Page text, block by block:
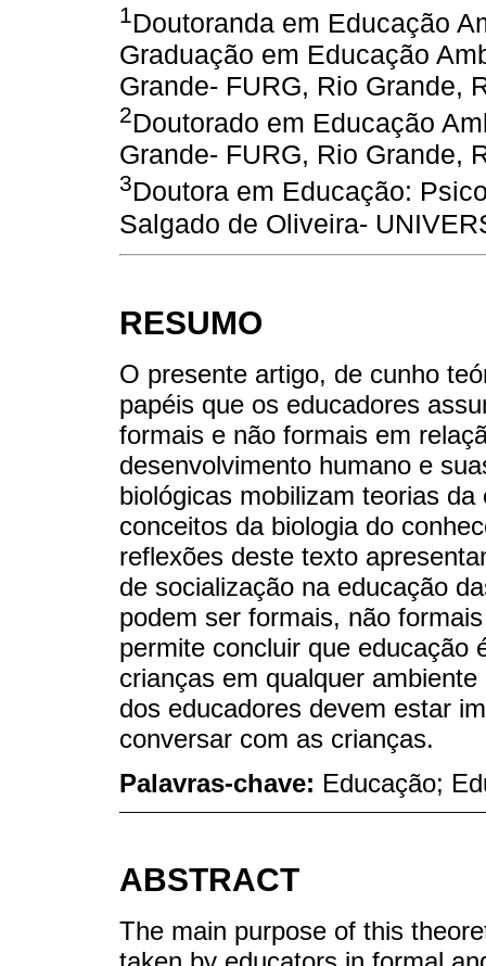
1Doutoranda em Educação
Graduação em Educação
Grande- FURG, Rio Grande,
2Doutorado em Educação
Grande- FURG, Rio Grande,
3Doutora em Educação:
Salgado de Oliveira-
RESUMO
O presente artigo, de cunho
papéis que os educadores
formais e não formais em
desenvolvimento humano e
biológicas mobilizam teorias
conceitos da biologia do
reflexões deste texto
de socialização na educação
podem ser formais, não
permite concluir que educação
crianças em qualquer
dos educadores devem estar
conversar com as crianças.
Palavras-chave: Educação;
ABSTRACT
The main purpose of this